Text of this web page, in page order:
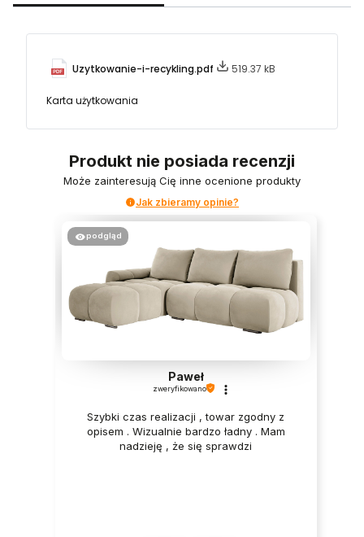
Uzytkowanie-i-recykling.pdf 519.37 kB
Karta użytkowania
Produkt nie posiada recenzji
Może zainteresują Cię inne ocenione produkty
Jak zbieramy opinie?
podgląd
Paweł
zweryfikowano
Szybki czas realizacji , towar zgodny z
opisem . Wizualnie bardzo ładny . Mam
nadzieję , że się sprawdzi